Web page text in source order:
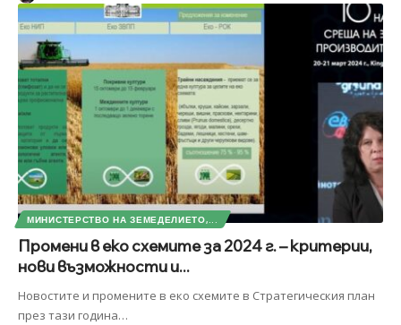
МИНИСТЕРСТВО НА ЗЕМЕДЕЛИЕТО,...
Промени в еко схемите за 2024 г. – критерии,
нови възможности и...
Новостите и промените в еко схемите в Стратегическия план
през тази година…